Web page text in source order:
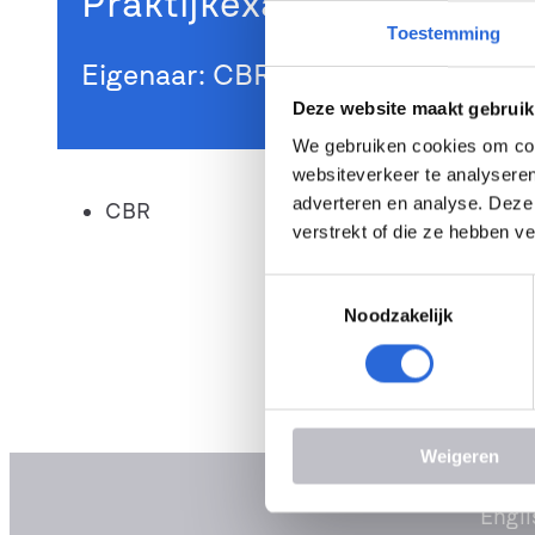
Toestemming
Deze website maakt
We gebruiken cookies om
websiteverkeer te
adverteren en analyse.
verstrekt of die ze hebben
m
i
Noodzakelijk
Weigeren
Eigenaar: CBR
CBR